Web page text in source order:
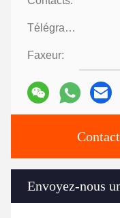
Télégramme:
Faxeur:
Envoyez-nous